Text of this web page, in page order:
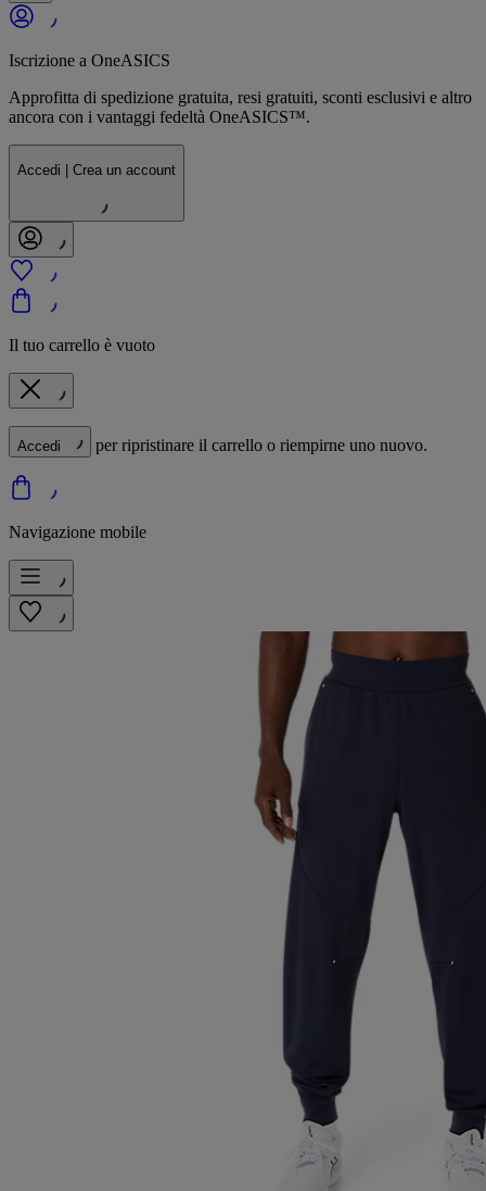
Iscrizione a OneASICS
Approfitta di spedizione gratuita, resi gratuiti, sconti esclusivi e altro
ancora con i vantaggi fedeltà OneASICS™.
Accedi | Crea un account
Il tuo carrello è vuoto
Accedi per ripristinare il carrello o riempirne uno nuovo.
Navigazione mobile